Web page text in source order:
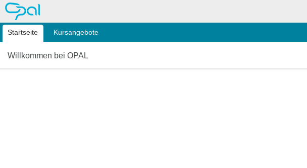
OPAL
Startseite Kursangebote
Willkommen bei OPAL